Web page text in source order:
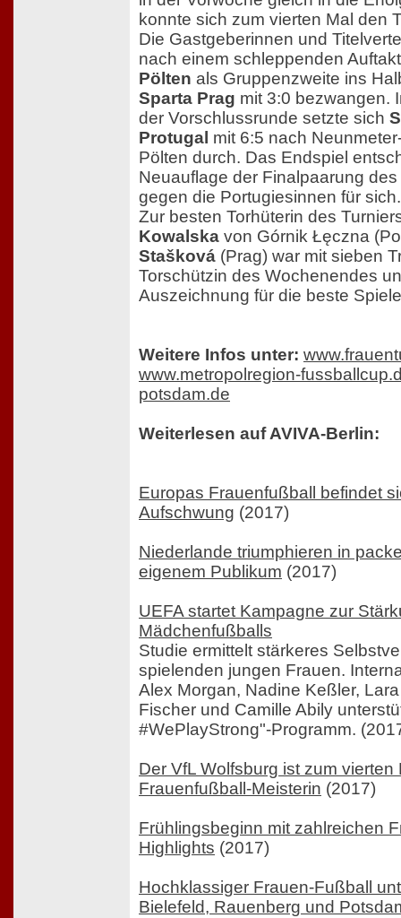
konnte sich zum vierten Mal den
Die Gastgeberinnen und
nach einem schleppenden
Pölten als Gruppenzweite ins
Sparta Prag mit 3:0 bezwangen.
der Vorschlussrunde setzte sich
Protugal mit 6:5 nach
Pölten durch. Das Endspiel
Neuauflage der Finalpaarung
gegen die Portugiesinnen für sich.
Zur besten Torhüterin des
Kowalska von Górnik Łęczna
Stašková (Prag) war mit sieben
Torschützin des Wochenendes
Auszeichnung für die beste
Weitere Infos unter:
www.metropolregion-
potsdam.de
Weiterlesen auf AVIVA-Berlin:
Europas Frauenfußball befindet
Aufschwung (2017)
Niederlande triumphieren in
eigenem Publikum (2017)
UEFA startet Kampagne zur
Mädchenfußballs
Studie ermittelt stärkeres
spielenden jungen Frauen.
Alex Morgan, Nadine Keßler,
Fischer und Camille Abily
#WePlayStrong"-Programm.
Der VfL Wolfsburg ist zum vierten
Frauenfußball-Meisterin (2017)
Frühlingsbeginn mit zahlreichen
Highlights (2017)
Hochklassiger Frauen-Fußball
Bielefeld, Rauenberg und